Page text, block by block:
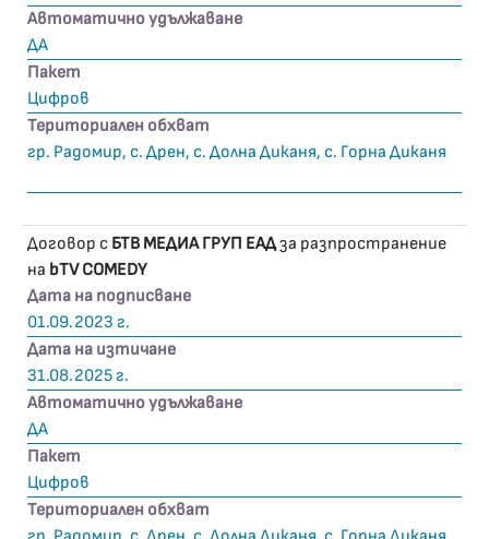
Автоматично удължаване
ДА
Пакет
Цифров
Териториален обхват
гр. Радомир, с. Дрен, с. Долна Диканя, с. Горна Диканя
Договор с БТВ МЕДИА ГРУП ЕАДза разпространение
на bTV COMEDY
Дата на подписване
01.09.2023 г.
Дата на изтичане
31.08.2025 г.
Автоматично удължаване
ДА
Пакет
Цифров
Териториален обхват